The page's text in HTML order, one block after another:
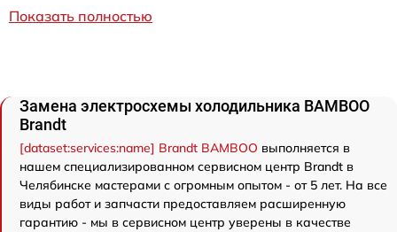
Показать полностью
Замена электросхемы холодильника BAMBOO
Brandt
[dataset:services:name] Brandt BAMBOO выполняется в
нашем специализированном сервисном центр Brandt в
Челябинске мастерами с огромным опытом - от 5 лет. На все
виды работ и запчасти предоставляем расширенную
гарантию - мы в сервисном центр уверены в качестве